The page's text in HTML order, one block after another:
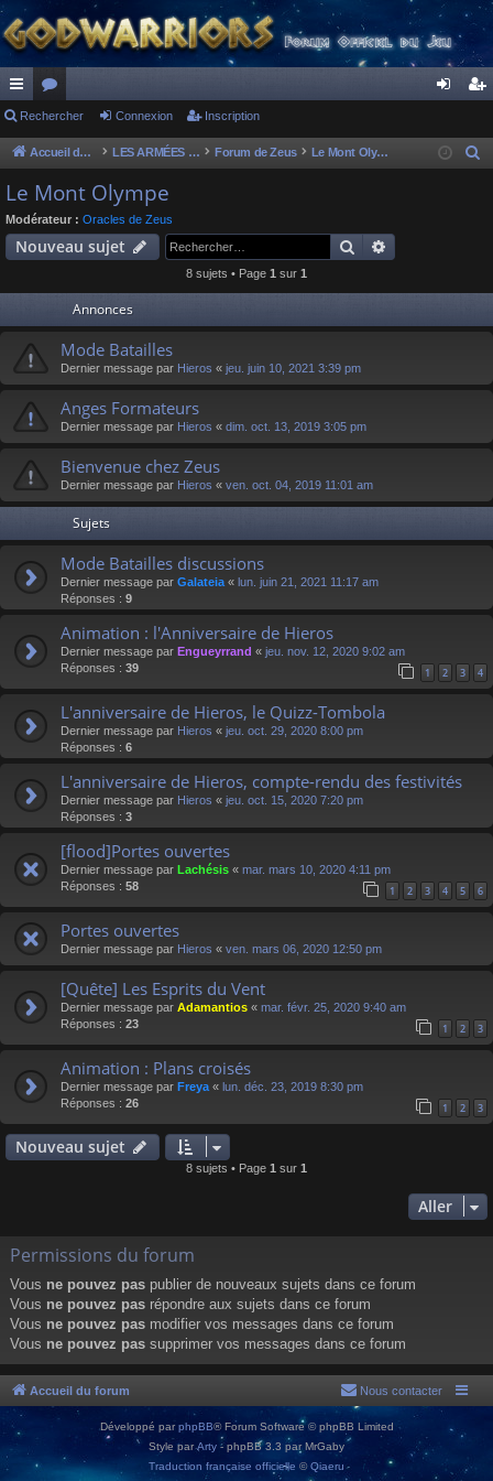
ac
co
ur
ci
or
u
m
s
ne cri
Rechercher Connexion Inscription
Accueil du forum LES ARMÉES DIVINES - FORUMS DE CLAN Forum de Zeus Le Mont Olympe
c
Le Mont Olympe
Modérateur : Oracles de Zeus
Nouveau sujet Rechercher
8 sujets • Page 1 sur 1
Annonces
Mode Batailles
Dernier message par Hieros « jeu. juin 10, 2021 3:39 pm
Anges Formateurs
Dernier message par Hieros « dim. oct. 13, 2019 3:05 pm
Bienvenue chez Zeus
Dernier message par Hieros « ven. oct. 04, 2019 11:01 am
Sujets
Mode Batailles discussions
Dernier message par Galateia « lun. juin 21, 2021 11:17 am
Réponses : 9
Animation : l'Anniversaire de Hieros
Dernier message par Engueyrrand « jeu. nov. 12, 2020 9:02 am
Réponses : 39 1 2 3 4
L'anniversaire de Hieros, le Quizz-Tombola
Dernier message par Hieros « jeu. oct. 29, 2020 8:00 pm
Réponses : 6
L'anniversaire de Hieros, compte-rendu des festivités
Dernier message par Hieros « jeu. oct. 15, 2020 7:20 pm
Réponses : 3
[flood]Portes ouvertes
Dernier message par Lachésis « mar. mars 10, 2020 4:11 pm
Réponses : 58 1 2 3 4 5 6
Portes ouvertes
Dernier message par Hieros « ven. mars 06, 2020 12:50 pm
[Quête] Les Esprits du Vent
Dernier message par Adamantios « mar. févr. 25, 2020 9:40 am
Réponses : 23 1 2 3
Animation : Plans croisés
Dernier message par Freya « lun. déc. 23, 2019 8:30 pm
Réponses : 26 1 2 3
Nouveau sujet
8 sujets • Page 1 sur 1
Aller
Permissions du forum
Vous ne pouvez pas publier de nouveaux sujets dans ce forum
Vous ne pouvez pas répondre aux sujets dans ce forum
Vous ne pouvez pas modifier vos messages dans ce forum
Vous ne pouvez pas supprimer vos messages dans ce forum
Accueil du forum Nous contacter
Développé par phpBB® Forum Software © phpBB Limited
Style parArty - phpBB 3.3 par MrGaby
Traduction française officielle ©Qiaeru